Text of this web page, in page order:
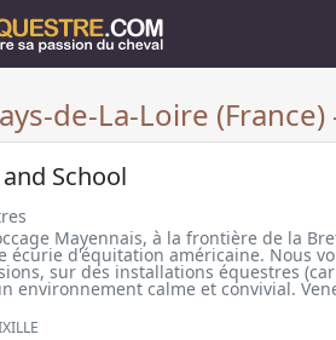
de-La-Loire (France)
School
Mayennais, à la frontière de la
écurie d'équitation américaine. Nous
sur des installations équestres
environnement calme et convivial.